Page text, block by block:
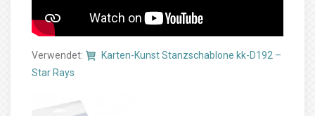
Verwendet:
Karten-Kunst Stanzschablone kk-D192 –
Star Rays